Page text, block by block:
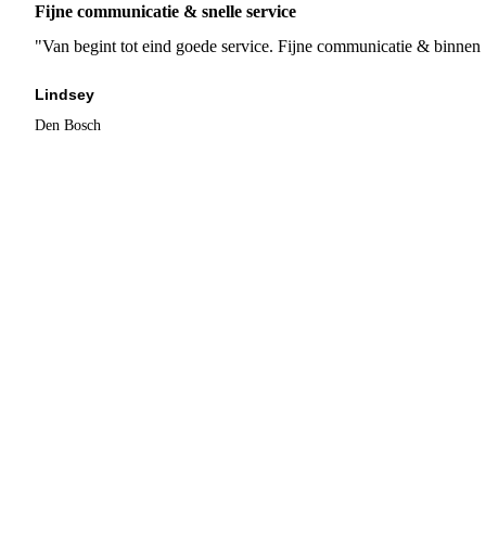
Fijne communicatie & snelle service
"Van begint tot eind goede service. Fijne communicatie &
Lindsey
Den Bosch